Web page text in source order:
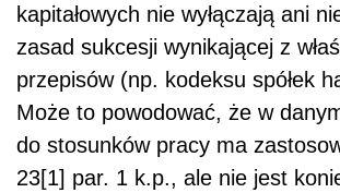
kapitałowych nie wyłączają ani
zasad sukcesji wynikającej z
przepisów (np. kodeksu spółek
Może to powodować, że w
do stosunków pracy ma
23[1] par. 1 k.p., ale nie jest